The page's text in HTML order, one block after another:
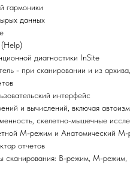
гармоники
данных
диагностики InSite
- при сканировании и из архива,
интерфейс
и вычислений, включая
скелетно-мышечные
М-режим и Анатомический М-
отчетов
В-режим, М-режим,